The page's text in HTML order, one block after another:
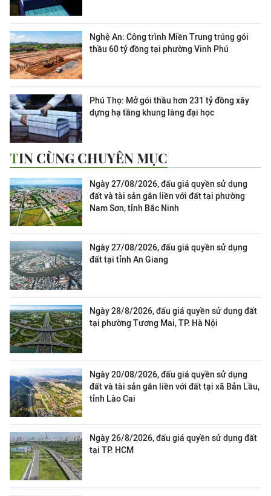
Nghệ An: Công trình Miền Trung trúng gói
thầu 60 tỷ đồng tại phường Vinh Phú
Phú Thọ: Mở gói thầu hơn 231 tỷ đồng xây
dựng hạ tầng khung làng đại học
TIN CÙNG CHUYÊN MỤC
Ngày 27/08/2026, đấu giá quyền sử dụng
đất và tài sản gắn liền với đất tại phường
Nam Sơn, tỉnh Bắc Ninh
Ngày 27/08/2026, đấu giá quyền sử dụng
đất tại tỉnh An Giang
Ngày 28/8/2026, đấu giá quyền sử dụng đất
tại phường Tương Mai, TP. Hà Nội
Ngày 20/08/2026, đấu giá quyền sử dụng
đất và tài sản gắn liền với đất tại xã Bản Lầu,
tỉnh Lào Cai
Ngày 26/8/2026, đấu giá quyền sử dụng đất
tại TP. HCM